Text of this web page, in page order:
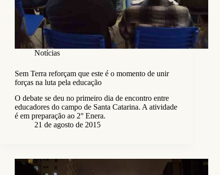
Notícias
Sem Terra reforçam que este é o momento de unir
forças na luta pela educação
O debate se deu no primeiro dia de encontro entre
educadores do campo de Santa Catarina. A atividade
é em preparação ao 2° Enera.
21 de agosto de 2015